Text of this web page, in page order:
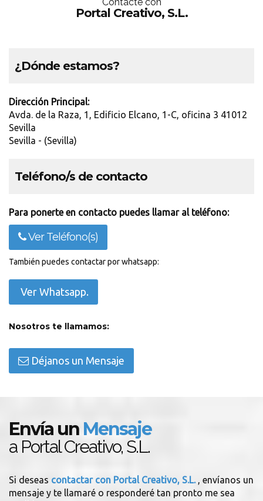
Portal Creativo, S.L.
¿Dónde estamos?
Dirección Principal:
Avda. de la Raza, 1, Edificio Elcano, 1-C, oficina 3 41012
Sevilla
Sevilla - (Sevilla)
Teléfono/s de contacto
Para ponerte en contacto puedes llamar al teléfono:
Ver Teléfono(s)
También puedes contactar por whatsapp:
Ver Whatsapp.
Nosotros te llamamos:
Déjanos un Mensaje
Envía un Mensaje
a Portal Creativo, S.L.
Si deseas contactar con Portal Creativo, S.L. , envíanos un
mensaje y te llamaré o responderé tan pronto me sea